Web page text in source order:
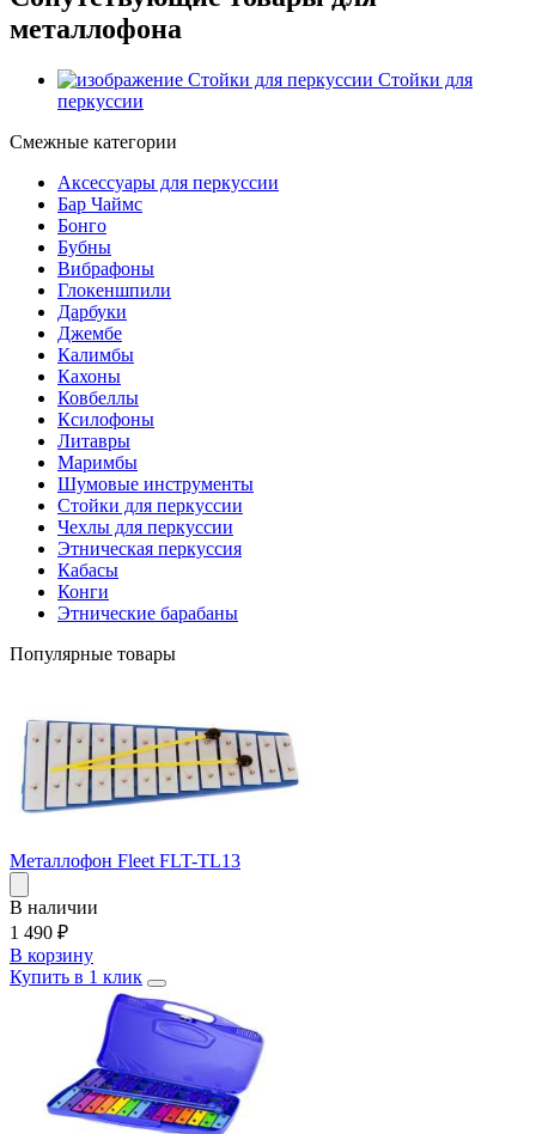
металлофона
Стойки для
перкуссии
Смежные категории
Аксессуары для перкуссии
Бар Чаймс
Бонго
Бубны
Вибрафоны
Глокеншпили
Дарбуки
Джембе
Калимбы
Кахоны
Ковбеллы
Ксилофоны
Литавры
Маримбы
Шумовые инструменты
Стойки для перкуссии
Чехлы для перкуссии
Этническая перкуссия
Кабасы
Конги
Этнические барабаны
Популярные товары
Металлофон Fleet FLT-TL13
В наличии
1 490 ₽
В корзину
Купить в 1 клик